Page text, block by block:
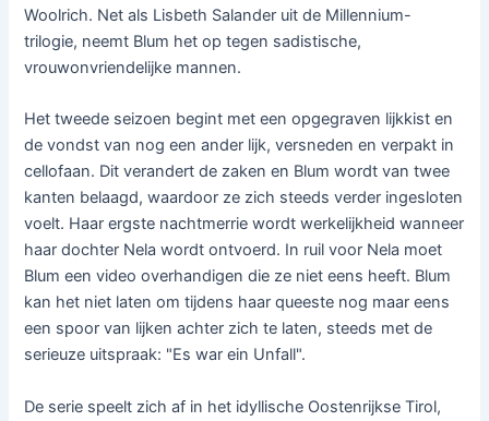
Woolrich. Net als Lisbeth Salander uit de Millennium-
trilogie, neemt Blum het op tegen sadistische,
vrouwonvriendelijke mannen.
Het tweede seizoen begint met een opgegraven lijkkist en
de vondst van nog een ander lijk, versneden en verpakt in
cellofaan. Dit verandert de zaken en Blum wordt van twee
kanten belaagd, waardoor ze zich steeds verder ingesloten
voelt. Haar ergste nachtmerrie wordt werkelijkheid wanneer
haar dochter Nela wordt ontvoerd. In ruil voor Nela moet
Blum een video overhandigen die ze niet eens heeft. Blum
kan het niet laten om tijdens haar queeste nog maar eens
een spoor van lijken achter zich te laten, steeds met de
serieuze uitspraak: "Es war ein Unfall".
De serie speelt zich af in het idyllische Oostenrijkse Tirol,